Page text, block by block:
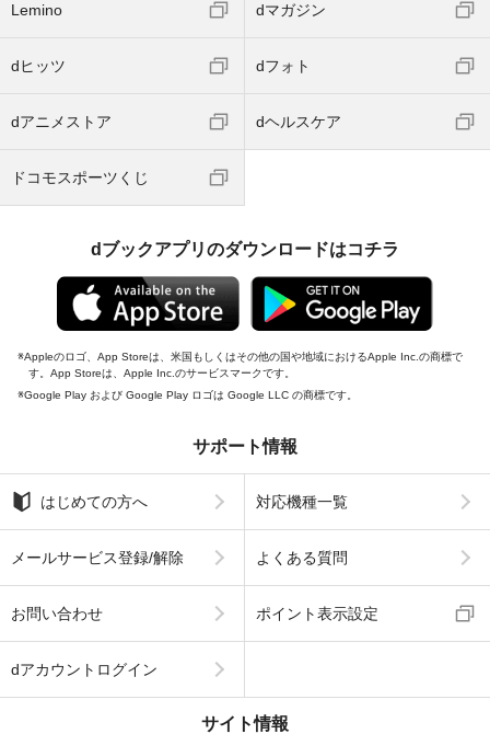
Lemino dマガジン
dヒッツ dフォト
dアニメストア dヘルスケア
ドコモスポーツくじ
dブックアプリのダウンロードはコチラ
Appleのロゴ、App Storeは、米国もしくはその他の国や地域におけるApple Inc.の商標で
す。App Storeは、Apple Inc.のサービスマークです。
Google Play および Google Play ロゴは Google LLC の商標です。
サポート情報
はじめての方へ 対応機種一覧
メールサービス登録/解除 よくある質問
お問い合わせ ポイント表示設定
dアカウントログイン
サイト情報